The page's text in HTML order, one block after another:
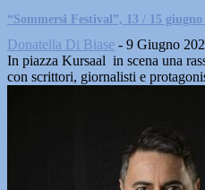
“Sommersi Festival”, 13 / 15
Donatella Di Biase - 9 Giugno
In piazza Kursaal in scena una
con scrittori, giornalisti e